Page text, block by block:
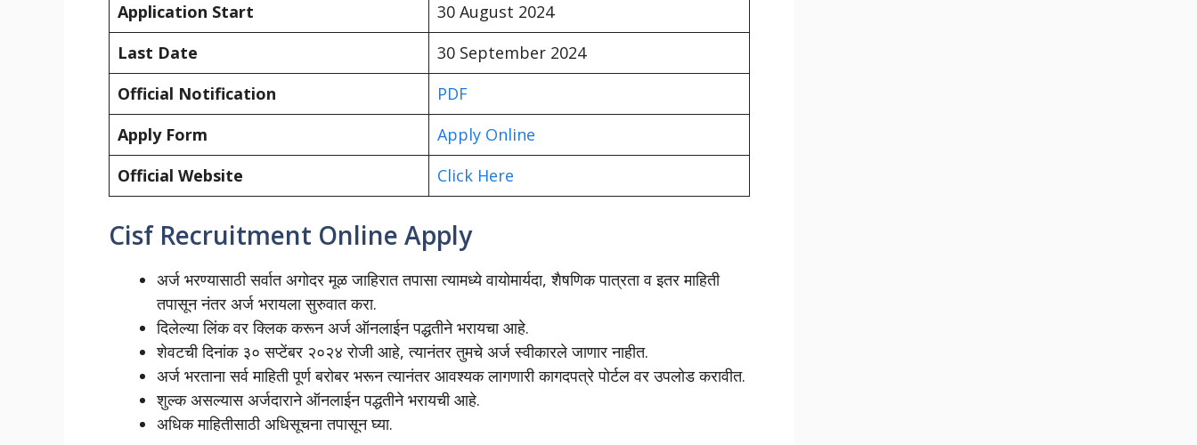
Application Start
30 August 2024
Last Date
30 September 2024
Official Notification
PDF
Apply Form
Apply Online
Official Website
Click Here
Cisf Recruitment Online Apply
अर्ज भरण्यासाठी सर्वात अगोदर मूळ जाहिरात तपासा त्यामध्ये वायोमार्यदा, शैषणिक पात्रता व इतर माहिती
तपासून नंतर अर्ज भरायला सुरुवात करा.
दिलेल्या लिंक वर क्लिक करून अर्ज ऑनलाईन पद्धतीने भरायचा आहे.
शेवटची दिनांक ३० सप्टेंबर २०२४ रोजी आहे, त्यानंतर तुमचे अर्ज स्वीकारले जाणार नाहीत.
अर्ज भरताना सर्व माहिती पूर्ण बरोबर भरून त्यानंतर आवश्यक लागणारी कागदपत्रे पोर्टल वर उपलोड करावीत.
शुल्क असल्यास अर्जदाराने ऑनलाईन पद्धतीने भरायची आहे.
अधिक माहितीसाठी अधिसूचना तपासून घ्या.